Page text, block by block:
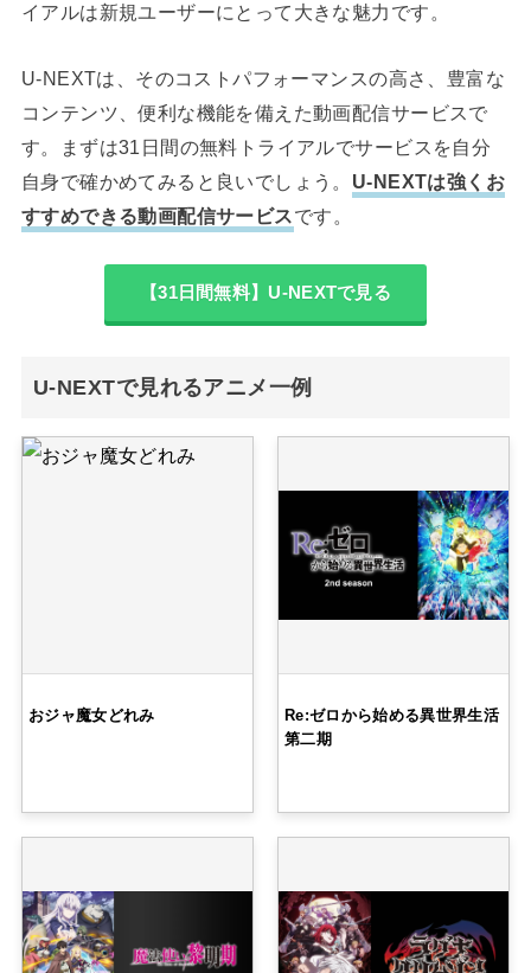
イアルは新規ユーザーにとって大きな魅力です。
U-NEXTは、そのコストパフォーマンスの高さ、豊富な
コンテンツ、便利な機能を備えた動画配信サービスで
す。まずは31日間の無料トライアルでサービスを自分
自身で確かめてみると良いでしょう。 U-NEXTは強くお
すすめできる動画配信サービスです。
【31日間無料】U-NEXTで見る
U-NEXTで見れるアニメ一例
おジャ魔女どれみ
Re:ゼロから始める異世界生活
第二期